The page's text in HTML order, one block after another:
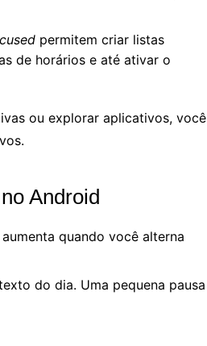
permitem criar listas
de horários e até ativar o
ou explorar aplicativos, você
Android
quando você alterna
do dia. Uma pequena pausa